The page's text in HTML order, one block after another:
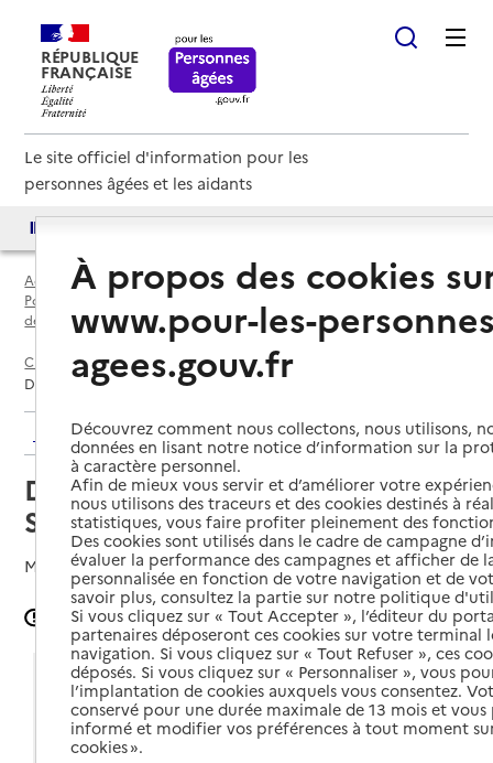
RÉPUBLIQUE
FRANÇAISE
Le site officiel d'information pour les
personnes âgées et les aidants
Accueil
Espace annuaire
Points d'information locaux dédiés aux personnes âgées par
département
Charente-Maritime (17)
Jonzac
Délégation territoriale Haute Saintonge
Retour aux résultats de l'annuaire
Délégation territoriale Haute
Saintonge
Mis à jour le30/07/2025
Signaler une erreur
Coordonnées
Adresse
Route de Mosnac - C50088 - Résidence Philippe -
Bâtiment C
À propos des cookies
www.pour-les-
agees.gouv.fr
Découvrez comment nous collectons, nous utilisons,
données en lisant notre notice d’information sur la
à caractère personnel.
Afin de mieux vous servir et d’améliorer votre
nous utilisons des traceurs et des cookies destinés à
statistiques, vous faire profiter pleinement des
Des cookies sont utilisés dans le cadre de campagne
évaluer la performance des campagnes et afficher de
personnalisée en fonction de votre navigation et de
savoir plus, consultez la partie sur notre politique
Si vous cliquez sur « Tout Accepter », l’éditeur du
partenaires déposeront ces cookies sur votre terminal
navigation. Si vous cliquez sur « Tout Refuser », ces
déposés. Si vous cliquez sur « Personnaliser », vous
l’implantation de cookies auxquels vous consentez.
conservé pour une durée maximale de 13 mois et
informé et modifier vos préférences à tout moment
cookies ».